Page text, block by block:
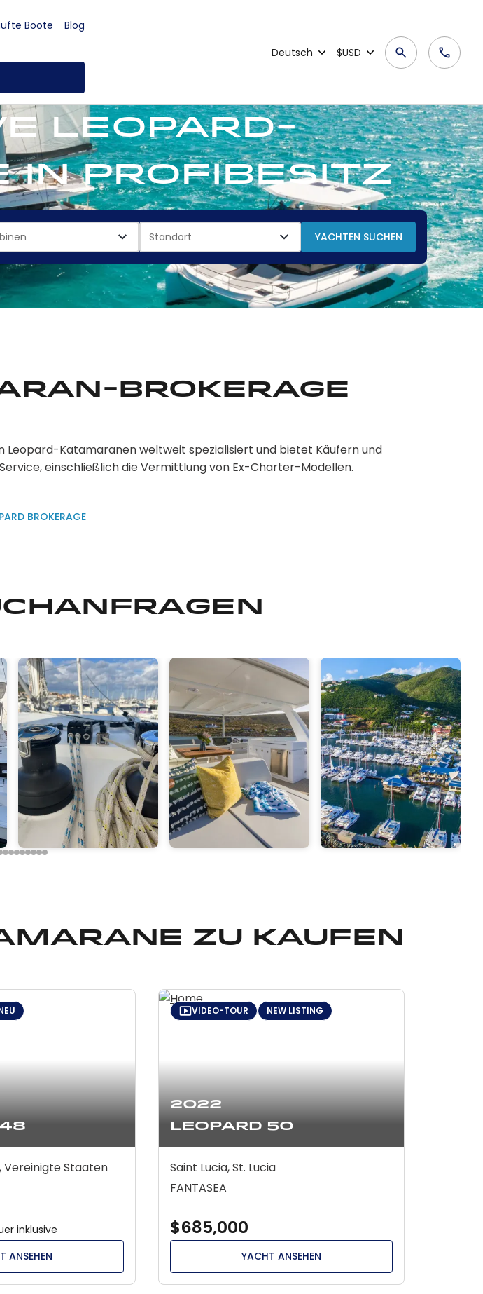
Boote Blog
Deutsch $USD
Leopard-
in Profibesitz
Standort YACHTEN SUCHEN
Brokerage
Katamaranen weltweit spezialisiert und bietet Käufern und
einschließlich die Vermittlung von Ex-Charter-Modellen.
BROKERAGE
zu kaufen
Vereinigte Staaten
inklusive
ANSEHEN
2022
Leopard 50
VIDEO-TOUR NEW LISTING
Saint Lucia, St. Lucia
FANTASEA
$685,000
YACHT ANSEHEN